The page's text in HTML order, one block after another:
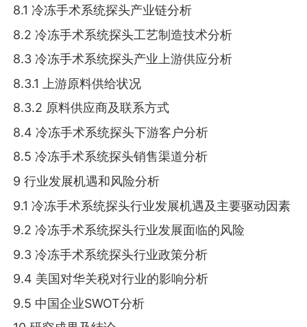
8.1 冷冻手术系统探头产业链分析
8.2 冷冻手术系统探头工艺制造技术分析
8.3 冷冻手术系统探头产业上游供应分析
8.3.1 上游原料供给状况
8.3.2 原料供应商及联系方式
8.4 冷冻手术系统探头下游客户分析
8.5 冷冻手术系统探头销售渠道分析
9 行业发展机遇和风险分析
9.1 冷冻手术系统探头行业发展机遇及主要驱动因素
9.2 冷冻手术系统探头行业发展面临的风险
9.3 冷冻手术系统探头行业政策分析
9.4 美国对华关税对行业的影响分析
9.5 中国企业SWOT分析